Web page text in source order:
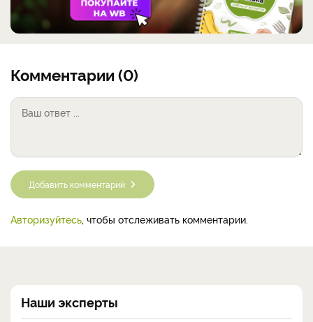
Комментарии (0)
Добавить комментарий
Авторизуйтесь , чтобы отслеживать комментарии.
Наши эксперты